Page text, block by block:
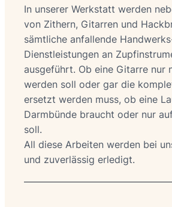
In unserer Werkstatt werden
von Zithern, Gitarren und
sämtliche anfallende
Dienstleistungen an
ausgeführt. Ob eine Gitarre nur
werden soll oder gar die
ersetzt werden muss, ob eine
Darmbünde braucht oder nur
soll.
All diese Arbeiten werden bei
und zuverlässig erledigt.